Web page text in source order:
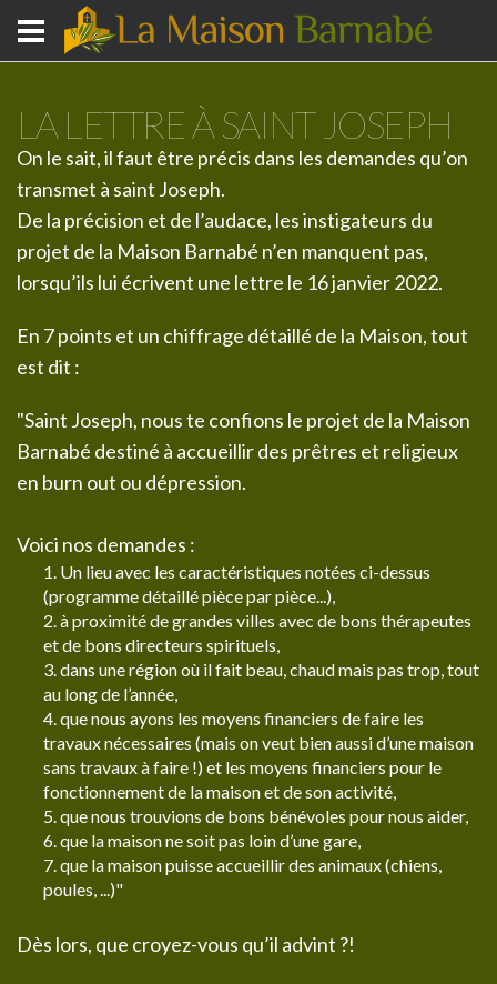
LA LETTRE À SAINT JOSEPH
On le sait, il faut être précis dans les demandes qu’on
transmet à saint Joseph.
De la précision et de l’audace, les instigateurs du
projet de la Maison Barnabé n’en manquent pas,
lorsqu’ils lui écrivent une lettre le 16 janvier 2022.
En 7 points et un chiffrage détaillé de la Maison, tout
est dit :
"Saint Joseph, nous te confions le projet de la Maison
Barnabé destiné à accueillir des prêtres et religieux
en burn out ou dépression.
Voici nos demandes :
1. Un lieu avec les caractéristiques notées ci-dessus
(programme détaillé pièce par pièce...),
2. à proximité de grandes villes avec de bons thérapeutes
et de bons directeurs spirituels,
3. dans une région où il fait beau, chaud mais pas trop, tout
au long de l’année,
4. que nous ayons les moyens financiers de faire les
travaux nécessaires (mais on veut bien aussi d’une maison
sans travaux à faire !) et les moyens financiers pour le
fonctionnement de la maison et de son activité,
5. que nous trouvions de bons bénévoles pour nous aider,
6. que la maison ne soit pas loin d’une gare,
7. que la maison puisse accueillir des animaux (chiens,
poules, ...)"
Dès lors, que croyez-vous qu’il advint ?!